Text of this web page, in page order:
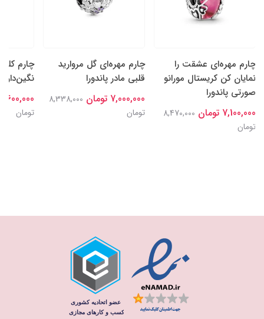
چارم مهره‌ای عشقت را
نمایان کن کریستال مورانو
صورتی پاندورا
7,100,000 تومان
8,470,000
تومان
چارم مهره‌ای گل‌ مروارید
قلبی مادر پاندورا
7,000,000 تومان
8,338,000
تومان
چارم
نگین‌دار
7,600,000
تومان